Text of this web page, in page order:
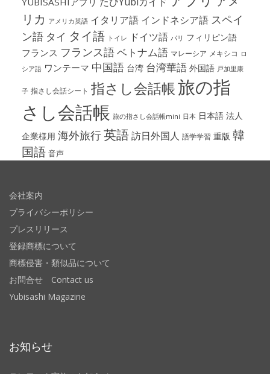
リカ アメリカ英語 イタリア語 インドネシア語 スペイ
ン語 タイ タイ語 トイレ ドイツ語 パリ フィリピン語
フランス フランス語ベトナム語 マレーシア メキシコ ロ
シア語 ワンテーマ 中国語 台湾 台湾華語 外国語 戸加里康
子 指さし会話シート 指さし会話帳旅の指
さし会話帳 旅の指さし会話帳mini 日本 日本語 法人
企業様用 海外旅行英語訪日外国人 語学学習 重版 韓
国語 音声
会社案内
プライバシーポリシー
プレスリリース
登録商標について
商標侵害・類似品について
お問合せ Contact us
Yubisashi Magazine
お知らせ